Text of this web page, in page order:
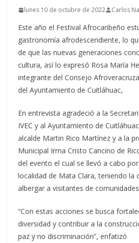
lunes 10 de octubre de 2022 Carlos
Este año el Festival Afrocaribeño
gastronomía afrodescendiente, lo
de que las nuevas generaciones
cultura, así lo expresó Rosa María
integrante del Consejo
del Ayuntamiento de Cuitláhuac,
En entrevista agradeció a la
IVEC y al Ayuntamiento de
alcalde Martin Rico Martínez y a la
Municipal Irma Cristo Cancino de
del evento el cual se llevó a cabo
localidad de Mata Clara, teniendo la
albergar a visitantes de
“Con estas acciones se busca
diversidad y contribuir a la
paz y no discriminación”, enfatizó